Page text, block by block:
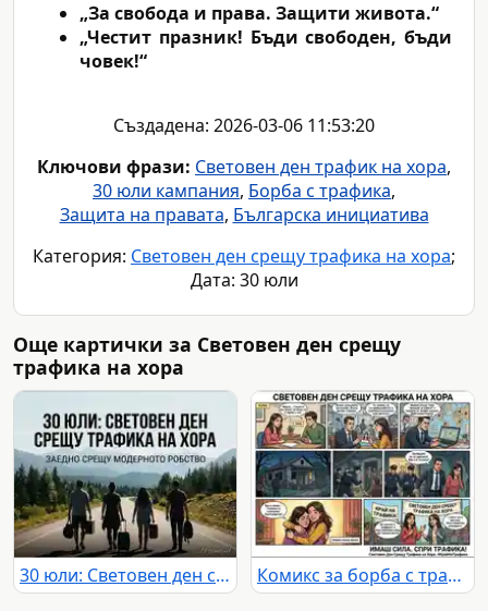
„За свобода и права. Защити живота.“
„Честит празник! Бъди свободен, бъди
човек!“
Създадена: 2026-03-06 11:53:20
Ключови фрази: Световен ден трафик на хора,
30 юли кампания, Борба с трафика,
Защита на правата, Българска инициатива
Категория: Световен ден срещу трафика на хора;
Дата: 30 юли
Още картички за Световен ден срещу
трафика на хора
30 юли: Световен ден срещу трафика на хора. Заедно срещу модерното робство.
Комикс за борба с трафика на хора: от изчезване до спасяване и призив за действие.